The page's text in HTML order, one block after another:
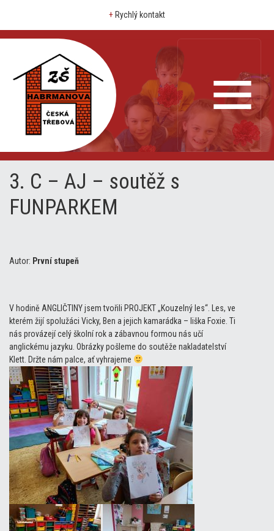
+ Rychlý kontakt
3. C – AJ – soutěž s
FUNPARKEM
Autor: První stupeň
V hodině ANGLIČTINY jsem tvořili PROJEKT „Kouzelný les“. Les, ve
kterém žijí spolužáci Vicky, Ben a jejich kamarádka – liška Foxie. Ti
nás provázejí celý školní rok a zábavnou formou nás učí
anglickému jazyku. Obrázky pošleme do soutěže nakladatelství
Klett. Držte nám palce, ať vyhrajeme